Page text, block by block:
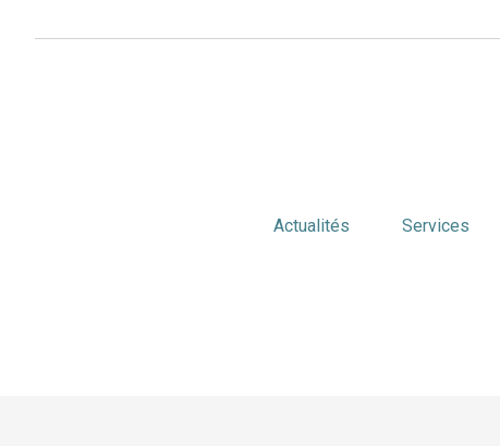
Actualités Services